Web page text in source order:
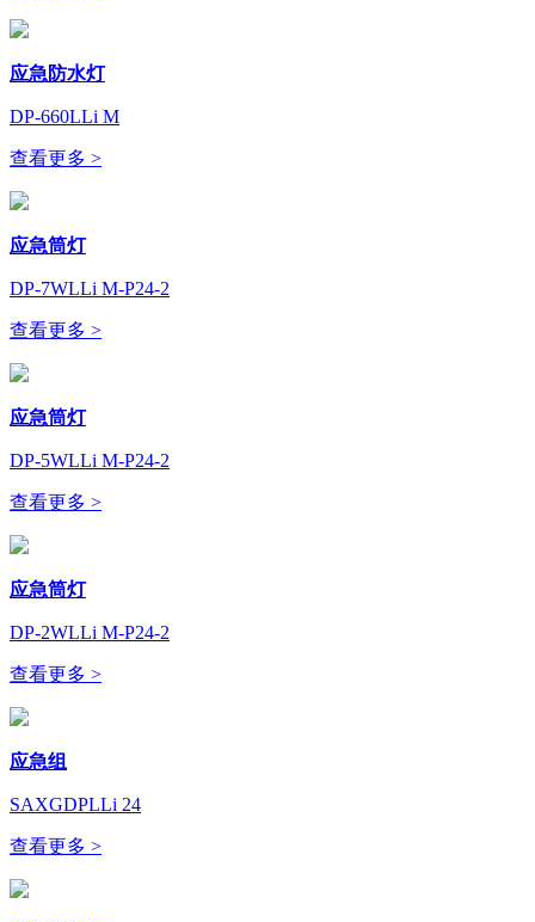
应急防水灯
DP-660LLi M
查看更多 >
应急筒灯
DP-7WLLi M-P24-2
查看更多 >
应急筒灯
DP-5WLLi M-P24-2
查看更多 >
应急筒灯
DP-2WLLi M-P24-2
查看更多 >
应急组
SAXGDPLLi 24
查看更多 >